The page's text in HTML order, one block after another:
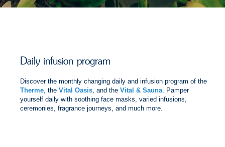
Daily infusion program
Discover the monthly changing daily and infusion program of the
Therme , the Vital Oasis , and the Vital & Sauna . Pamper
yourself daily with soothing face masks, varied infusions,
ceremonies, fragrance journeys, and much more.